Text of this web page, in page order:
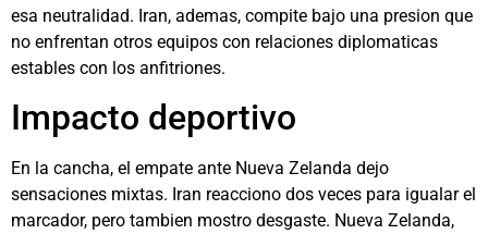
esa neutralidad. Iran, ademas, compite bajo una presion que
no enfrentan otros equipos con relaciones diplomaticas
estables con los anfitriones.
Impacto deportivo
En la cancha, el empate ante Nueva Zelanda dejo
sensaciones mixtas. Iran reacciono dos veces para igualar el
marcador, pero tambien mostro desgaste. Nueva Zelanda,